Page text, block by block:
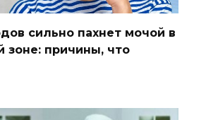
сильно пахнет мочой в
зоне: причины, что